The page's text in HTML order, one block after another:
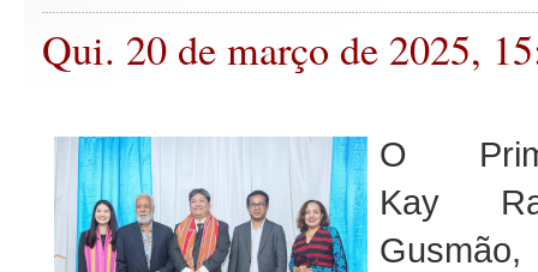
Qui. 20 de março de 2025,
O
Kay